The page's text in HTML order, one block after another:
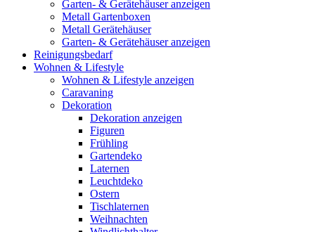
Garten- & Gerätehäuser anzeigen
Metall Gartenboxen
Metall Gerätehäuser
Garten- & Gerätehäuser anzeigen
Reinigungsbedarf
Wohnen & Lifestyle
Wohnen & Lifestyle anzeigen
Caravaning
Dekoration
Dekoration anzeigen
Figuren
Frühling
Gartendeko
Laternen
Leuchtdeko
Ostern
Tischlaternen
Weihnachten